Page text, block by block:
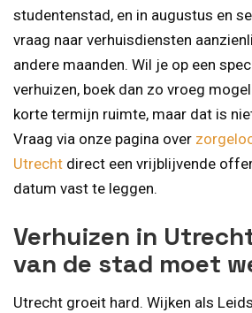
studentenstad, en in augustus en
vraag naar verhuisdiensten
andere maanden. Wil je op een
verhuizen, boek dan zo vroeg
korte termijn ruimte, maar dat is
Vraag via onze pagina over
Utrecht direct een vrijblijvende
datum vast te leggen.
Verhuizen in
van de stad moet
Utrecht groeit hard. Wijken als